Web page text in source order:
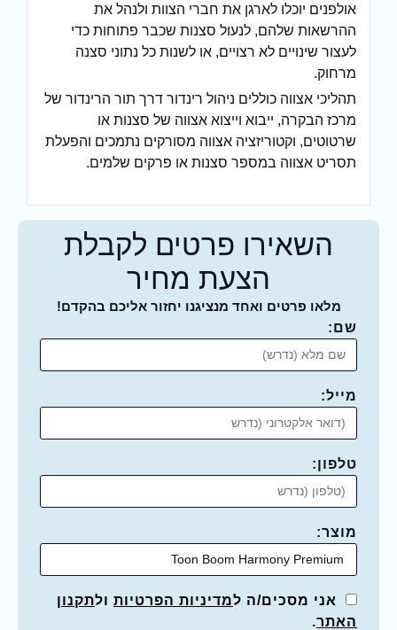
אולפנים יוכלו לארגן את חברי הצוות ולנהל את
ההרשאות שלהם, לנעול סצנות שכבר פתוחות כדי
לעצור שינויים לא רצויים, או לשנות כל נתוני סצנה
מרחוק.
תהליכי אצווה כוללים ניהול רינדור דרך תור הרינדור של
מרכז הבקרה, ייבוא וייצוא אצווה של סצנות או
שרטוטים, וקטוריזציה אצווה מסורקים נתמכים והפעלת
תסריט אצווה במספר סצנות או פרקים שלמים.
השאירו פרטים לקבלת
הצעת מחיר
מלאו פרטים ואחד מנציגנו יחזור אליכם בהקדם!
שם:
מייל:
טלפון:
מוצר:
אני מסכים/ה למדיניות הפרטיות ולתקנון
האתר.